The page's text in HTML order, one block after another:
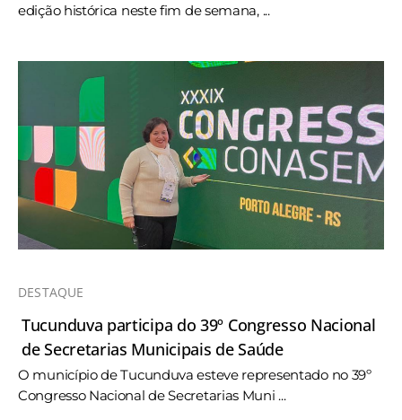
edição histórica neste fim de semana, ...
DESTAQUE
Tucunduva participa do 39º Congresso Nacional
de Secretarias Municipais de Saúde
O município de Tucunduva esteve representado no 39º
Congresso Nacional de Secretarias Muni ...